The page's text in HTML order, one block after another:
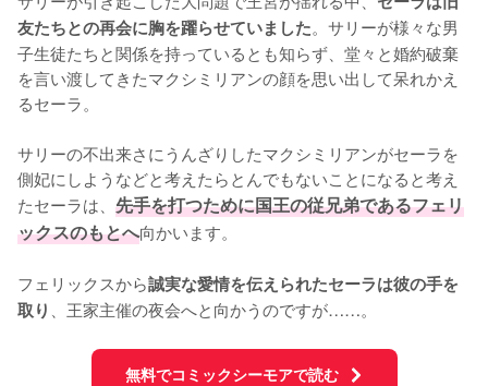
友たちとの再会に胸を躍らせていました。サリーが様々な男
子生徒たちと関係を持っているとも知らず、堂々と婚約破棄
を言い渡してきたマクシミリアンの顔を思い出して呆れかえ
るセーラ。
サリーの不出来さにうんざりしたマクシミリアンがセーラを
側妃にしようなどと考えたらとんでもないことになると考え
たセーラは、 先手を打つために国王の従兄弟であるフェリ
ックスのもとへ向かいます。
フェリックスから誠実な愛情を伝えられたセーラは彼の手を
取り
、王家主催の夜会へと向かうのですが……。
無料でコミックシーモアで読む